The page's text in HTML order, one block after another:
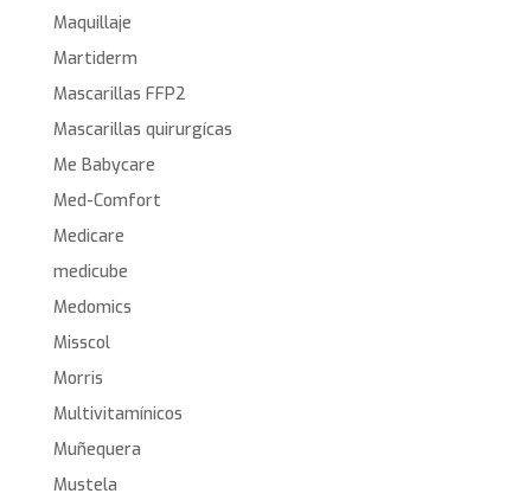
Maquillaje
Martiderm
Mascarillas FFP2
Mascarillas quirurgícas
Me Babycare
Med-Comfort
Medicare
medicube
Medomics
Misscol
Morris
Multivitamínicos
Muñequera
Mustela